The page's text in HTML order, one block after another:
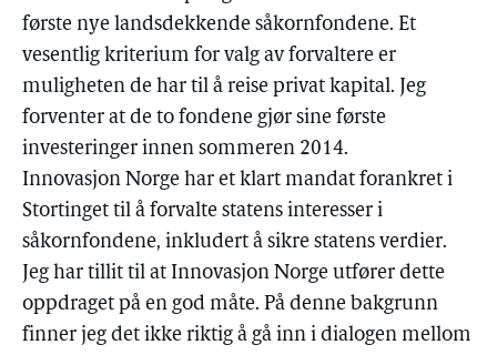
første nye landsdekkende såkornfondene. Et
vesentlig kriterium for valg av forvaltere er
muligheten de har til å reise privat kapital. Jeg
forventer at de to fondene gjør sine første
investeringer innen sommeren 2014.
Innovasjon Norge har et klart mandat forankret i
Stortinget til å forvalte statens interesser i
såkornfondene, inkludert å sikre statens verdier.
Jeg har tillit til at Innovasjon Norge utfører dette
oppdraget på en god måte. På denne bakgrunn
finner jeg det ikke riktig å gå inn i dialogen mellom